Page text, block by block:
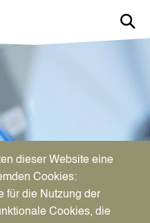
dieser Website eine
Cookies:
für die Nutzung der
Cookies, die